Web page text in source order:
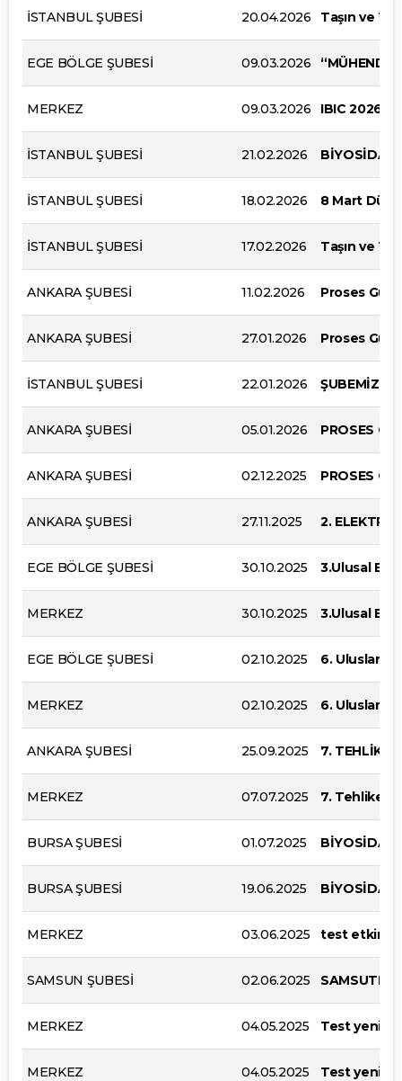
İSTANBUL ŞUBESİ 20.04.2026 Taşın ve
EGE BÖLGE ŞUBESİ 09.03.2026
MERKEZ 09.03.2026 IBIC 2026
İSTANBUL ŞUBESİ 21.02.2026 BİYOSİDAL
İSTANBUL ŞUBESİ 18.02.2026 8 Mart
İSTANBUL ŞUBESİ 17.02.2026 Taşın ve
ANKARA ŞUBESİ 11.02.2026 Proses
ANKARA ŞUBESİ 27.01.2026 Proses
İSTANBUL ŞUBESİ 22.01.2026 ŞUBEMİZ
ANKARA ŞUBESİ 05.01.2026 PROSES
ANKARA ŞUBESİ 02.12.2025 PROSES
ANKARA ŞUBESİ 27.11.2025 2.
EGE BÖLGE ŞUBESİ 30.10.2025 3.Ulusal
MERKEZ 30.10.2025 3.Ulusal
EGE BÖLGE ŞUBESİ 02.10.2025 6.
MERKEZ 02.10.2025 6.
ANKARA ŞUBESİ 25.09.2025 7.
MERKEZ 07.07.2025 7. Tehlikeli
BURSA ŞUBESİ 01.07.2025 BİYOSİDAL
BURSA ŞUBESİ 19.06.2025 BİYOSİDAL
MERKEZ 03.06.2025 test etkinlik
SAMSUN ŞUBESİ 02.06.2025 SAMSUTEK
MERKEZ 04.05.2025 Test yeni
MERKEZ 04.05.2025 Test yeni